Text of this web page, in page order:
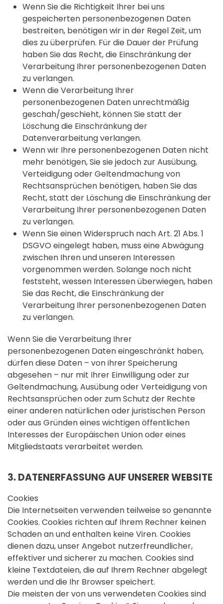
Wenn Sie die Richtigkeit Ihrer bei uns
gespeicherten personenbezogenen Daten
bestreiten, benötigen wir in der Regel Zeit, um
dies zu überprüfen. Für die Dauer der Prüfung
haben Sie das Recht, die Einschränkung der
Verarbeitung Ihrer personenbezogenen Daten
zu verlangen.
Wenn die Verarbeitung Ihrer
personenbezogenen Daten unrechtmäßig
geschah/geschieht, können Sie statt der
Löschung die Einschränkung der
Datenverarbeitung verlangen.
Wenn wir Ihre personenbezogenen Daten nicht
mehr benötigen, Sie sie jedoch zur Ausübung,
Verteidigung oder Geltendmachung von
Rechtsansprüchen benötigen, haben Sie das
Recht, statt der Löschung die Einschränkung der
Verarbeitung Ihrer personenbezogenen Daten
zu verlangen.
Wenn Sie einen Widerspruch nach Art. 21 Abs. 1
DSGVO eingelegt haben, muss eine Abwägung
zwischen Ihren und unseren Interessen
vorgenommen werden. Solange noch nicht
feststeht, wessen Interessen überwiegen, haben
Sie das Recht, die Einschränkung der
Verarbeitung Ihrer personenbezogenen Daten
zu verlangen.
Wenn Sie die Verarbeitung Ihrer
personenbezogenen Daten eingeschränkt haben,
dürfen diese Daten – von ihrer Speicherung
abgesehen – nur mit Ihrer Einwilligung oder zur
Geltendmachung, Ausübung oder Verteidigung von
Rechtsansprüchen oder zum Schutz der Rechte
einer anderen natürlichen oder juristischen Person
oder aus Gründen eines wichtigen öffentlichen
Interesses der Europäischen Union oder eines
Mitgliedstaats verarbeitet werden.
3. DATENERFASSUNG AUF UNSERER WEBSITE
Cookies
Die Internetseiten verwenden teilweise so genannte
Cookies. Cookies richten auf Ihrem Rechner keinen
Schaden an und enthalten keine Viren. Cookies
dienen dazu, unser Angebot nutzerfreundlicher,
effektiver und sicherer zu machen. Cookies sind
kleine Textdateien, die auf Ihrem Rechner abgelegt
werden und die Ihr Browser speichert.
Die meisten der von uns verwendeten Cookies sind